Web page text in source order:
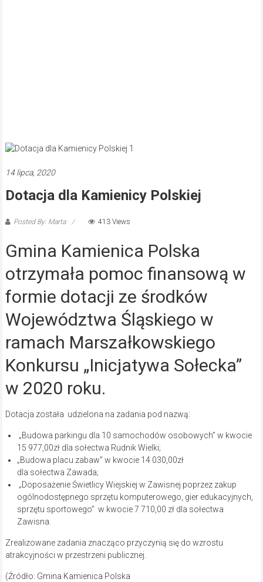
14 lipca, 2020
Dotacja dla Kamienicy Polskiej
Posted By: Marta 413 Views
Gmina Kamienica Polska
otrzymała pomoc finansową w
formie dotacji ze środków
Województwa Śląskiego w
ramach Marszałkowskiego
Konkursu „Inicjatywa Sołecka”
w 2020 roku.
Dotacja została udzielona na zadania pod nazwą:
„Budowa parkingu dla 10 samochodów osobowych” w kwocie
15 977,00zł dla sołectwa Rudnik Wielki;
„Budowa placu zabaw” w kwocie 14 030,00zł
dla sołectwa Zawada;
„Doposażenie Świetlicy Wiejskiej w Zawisnej poprzez zakup
ogólnodostępnego sprzętu komputerowego, gier edukacyjnych,
sprzętu sportowego” w kwocie 7 710,00 zł dla sołectwa
Zawisna.
Zrealizowane zadania znacząco przyczynią się do wzrostu
atrakcyjności w przestrzeni publicznej.
(Źródło: Gmina Kamienica Polska